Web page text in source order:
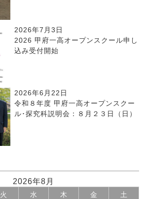
2026年7月3日
2026 甲府一高オープンスクール申し
込み受付開始
2026年6月22日
令和８年度 甲府一高オープンスクー
ル･探究科説明会：８月２３日（日）
2026年8月
火 水 木 金 土